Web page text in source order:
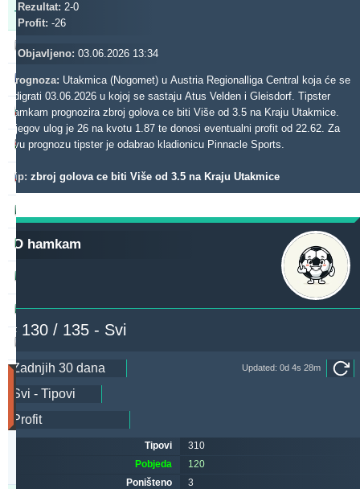
Rezultat: 2-0
Profit: -26
Objavljeno: 03.06.2026 13:34
Prognoza: Utakmica (Nogomet) u Austria Regionalliga Central koja će se
odigrati 03.06.2026 u kojoj se sastaju Atus Velden i Gleisdorf. Tipster
hamkam prognozira zbroj golova ce biti Više od 3.5 na Kraju Utakmice.
Njegov ulog je 26 na kvotu 1.87 te donosi eventualni profit od 22.62. Za
ovu prognozu tipster je odabrao kladionicu Pinnacle Sports.
Tip: zbroj golova ce biti Više od 3.5 na Kraju Utakmice
O hamkam
# 130 / 135 - Svi
Updated: 0d 4s 28m
Tipovi
Pobjeda
Poništeno
310
120
3
Tipster
gerrard062xr561.14 35.56 %
toptip 382.10 21.47 %
aliuza2xr 328.92 26.13 %
babetko2xr 264.45 4.13 %
dieztips2xr
mavis042xr 232.40 37.48 %
Utakmice
(Zadnjih
dana)